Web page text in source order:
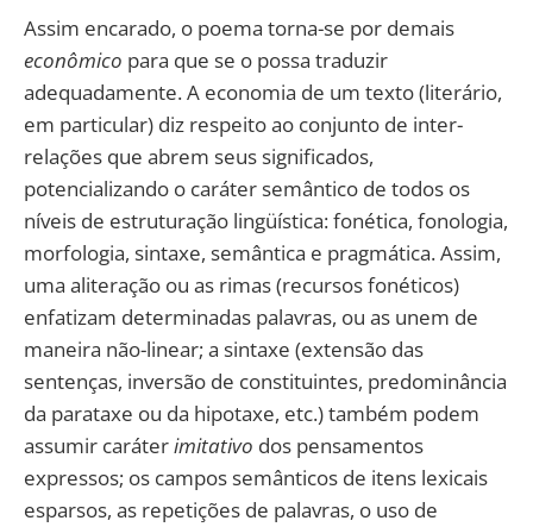
Assim encarado, o poema torna-se por demais
econômico para que se o possa traduzir
adequadamente. A economia de um texto (literário,
em particular) diz respeito ao conjunto de inter-
relações que abrem seus significados,
potencializando o caráter semântico de todos os
níveis de estruturação lingüística: fonética, fonologia,
morfologia, sintaxe, semântica e pragmática. Assim,
uma aliteração ou as rimas (recursos fonéticos)
enfatizam determinadas palavras, ou as unem de
maneira não-linear; a sintaxe (extensão das
sentenças, inversão de constituintes, predominância
da parataxe ou da hipotaxe, etc.) também podem
assumir caráterimitativo dos pensamentos
expressos; os campos semânticos de itens lexicais
esparsos, as repetições de palavras, o uso de